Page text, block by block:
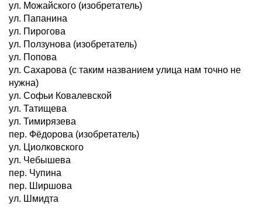
ул. Можайского (изобретатель)
ул. Папанина
ул. Пирогова
ул. Ползунова (изобретатель)
ул. Попова
ул. Сахарова (с таким названием улица нам точно не
нужна)
ул. Софьи Ковалевской
ул. Татищева
ул. Тимирязева
пер. Фёдорова (изобретатель)
ул. Циолковского
ул. Чебышева
пер. Чупина
пер. Ширшова
ул. Шмидта